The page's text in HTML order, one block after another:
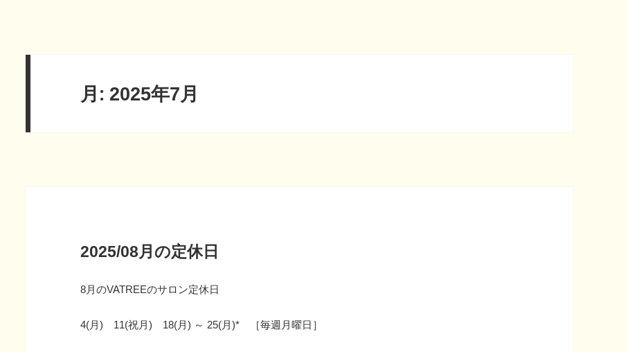
月: 2025年7月
2025/08月の定休日
8月のVATREEのサロン定休日
4(月) 11(祝月) 18(月) ～ 25(月)* ［毎週月曜日］